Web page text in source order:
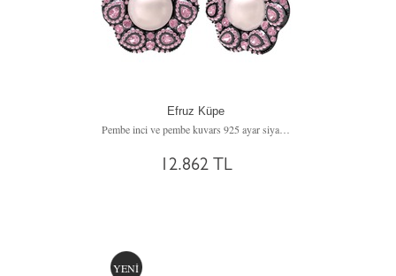
Efruz Küpe
Pembe inci ve pembe kuvars 925 ayar siyah rodyum kaplama gümüş küpe
12.862 TL
YENİ